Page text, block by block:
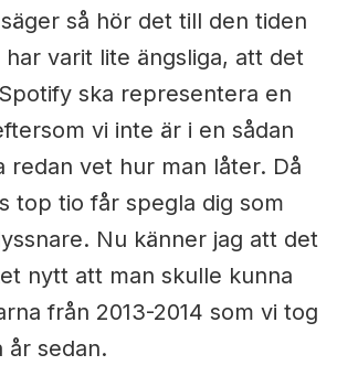
så hör det till den tiden
har varit lite ängsliga, att det
ska representera en
vi inte är i en sådan
redan vet hur man låter. Då
top tio får spegla dig som
Nu känner jag att det
nytt att man skulle kunna
från 2013-2014 som vi tog
år sedan.